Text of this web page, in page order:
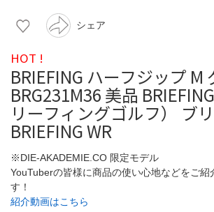
シェア
HOT !
BRIEFING ハーフジップ M
BRG231M36 美品
リーフィングゴルフ） ブ
BRIEFING WR
※DIE-AKADEMIE.CO 限定モデル
YouTuberの皆様に商品の使い心地などをご紹
す！
紹介動画はこちら